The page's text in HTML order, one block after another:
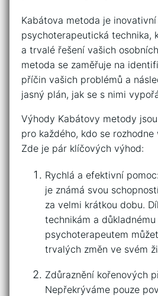
Kabátova metoda ⁤je
psychoterapeutická technika,
a trvalé řešení vašich
metoda se zaměřuje na
příčin vašich problémů a
jasný plán,‍ jak se s nimi
Výhody Kabátovy metody
pro ​každého, kdo se
Zde ‍je pár klíčových výhod:
Rychlá a efektivní
je známá svou
za ⁢velmi krátkou dobu.
technikám ​a
psychoterapeutem‍
trvalých změn ve‌ svém
Zdůraznění kořenových
Nepřekrýváme pouze